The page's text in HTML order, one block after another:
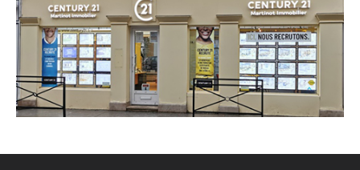
PROVINS - 77160
Envoyer un message
Téléphoner à l'agence